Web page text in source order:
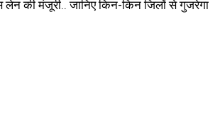
लेन की मंजूरी.. जानिए किन-किन जिलों से गुजरेगा